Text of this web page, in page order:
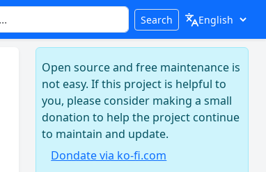
Search
Open source and free maintenance is
not easy. If this project is helpful to
you, please consider making a small
donation to help the project continue
to maintain and update.
Dondate via ko-fi.com